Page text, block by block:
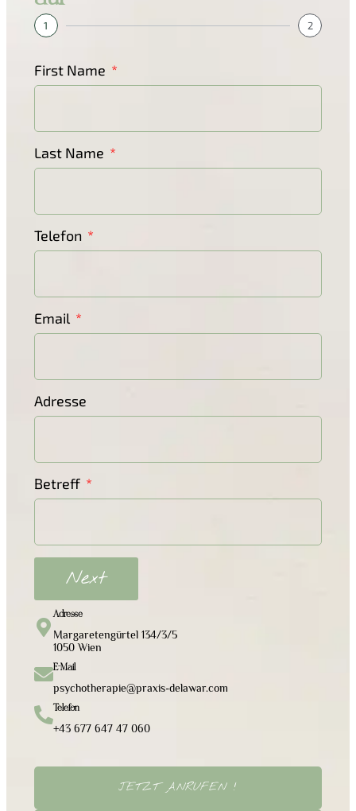
1 2
First Name
Last Name
Telefon
Email
Adresse
Betreff
Next
Adresse
Margaretengürtel 134/3/5
1050 Wien
E-Mail
psychotherapie@praxis-delawar.com
Telefon
+43 677 647 47 060
JETZT ANRUFEN !